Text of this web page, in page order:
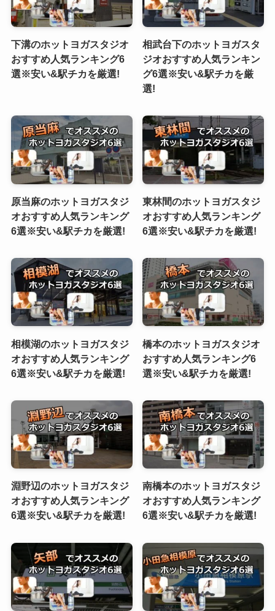
下溝のホットヨガスタジオ
おすすめ人気ランキング6
選※安い&駅チカを厳選!
相武台下のホットヨガスタ
ジオおすすめ人気ランキン
グ6選※安い&駅チカを厳
選!
原当麻のホットヨガスタジ
オおすすめ人気ランキング
6選※安い&駅チカを厳選!
東林間のホットヨガスタジ
オおすすめ人気ランキング
6選※安い&駅チカを厳選!
相模湖のホットヨガスタジ
オおすすめ人気ランキング
6選※安い&駅チカを厳選!
橋本のホットヨガスタジオ
おすすめ人気ランキング6
選※安い&駅チカを厳選!
淵野辺のホットヨガスタジ
オおすすめ人気ランキング
6選※安い&駅チカを厳選!
南橋本のホットヨガスタジ
オおすすめ人気ランキング
6選※安い&駅チカを厳選!